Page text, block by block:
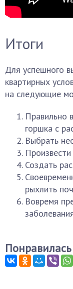
Итоги
Для успешного
квартирных
на следующие
Правильно
горшка с
Выбрать
Создать
рыхлить
Вовремя